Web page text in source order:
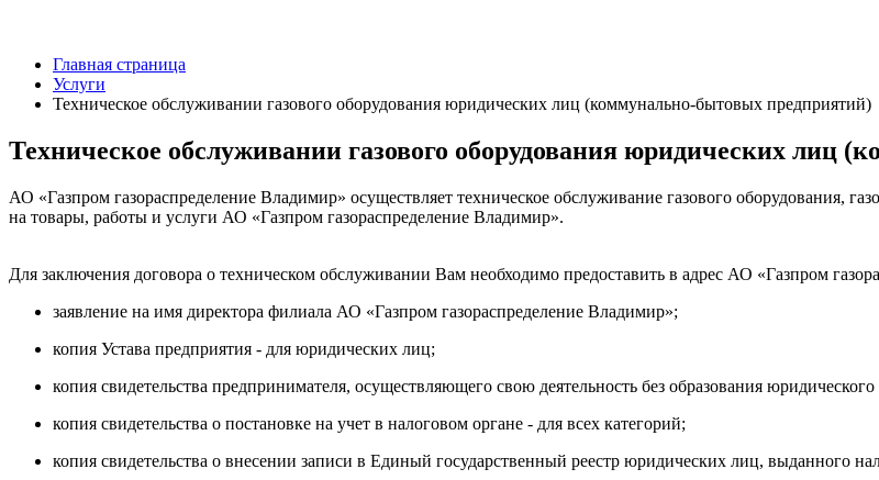
Главная страница
Услуги
Техническое обслуживании газового оборудования юридических лиц (коммунально-бытовых предприятий)
Техническое обслуживании газового оборудования юридических лиц
АО «Газпром газораспределение Владимир» осуществляет техническое обслуживание газового оборудования,
на товары, работы и услуги АО «Газпром газораспределение Владимир».
Для заключения договора о техническом обслуживании Вам необходимо предоставить в адрес АО «Газпром
заявление на имя директора филиала АО «Газпром газораспределение Владимир»;
копия Устава предприятия - для юридических лиц;
копия свидетельства предпринимателя, осуществляющего свою деятельность без образования
копия свидетельства о постановке на учет в налоговом органе - для всех категорий;
копия свидетельства о внесении записи в Единый государственный реестр юридических лиц, выданного